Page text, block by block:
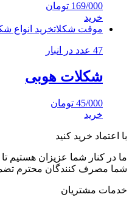
169/000 تومان
خرید
موقت شکلاتخرید انواع
47 عدد در انبار
شکلات هوبی
45/000 تومان
خرید
با اعتماد خرید کنید
ما در کنار شما عزیزان هستیم
شما مصرف کنندگان محترم
خدمات مشتریان